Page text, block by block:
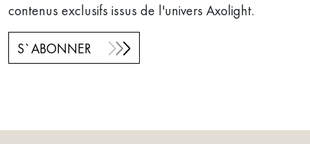
contenus exclusifs issus de l'univers Axolight.
S`ABONNER